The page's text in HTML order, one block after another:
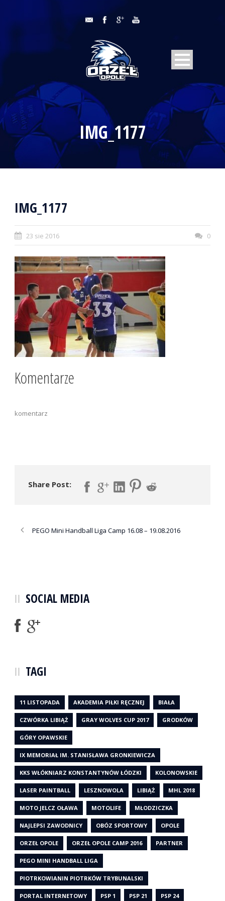
IMG_1177
IMG_1177
23 sie 2016 0
Komentarze
komentarz
Share Post:
PEGO Mini Handball Liga Camp 16.08 – 19.08.2016
SOCIAL MEDIA
TAGI
11 LISTOPADA AKADEMIA PIŁKI RĘCZNEJ BIAŁA
CZWÓRKA LIBIĄŻ GRAY WOLVES CUP 2017 GRODKÓW
GÓRY OPAWSKIE
IX MEMORIAŁ IM. STANISŁAWA GRONKIEWICZA
KKS WŁÓKNIARZ KONSTANTYNÓW ŁÓDZKI KOLONOWSKIE
LASER PAINTBALL LESZNOWOLA LIBIĄŻ MHL 2018
MOTO JELCZ OŁAWA MOTOLIFE MŁODZICZKA
NAJLEPSI ZAWODNICY OBÓZ SPORTOWY OPOLE
ORZEŁ OPOLE ORZEŁ OPOLE CAMP 2016 PARTNER
PEGO MINI HANDBALL LIGA
PIOTRKOWIANIN PIOTRKÓW TRYBUNALSKI
PORTAL INTERNETOWY PSP 1 PSP 21 PSP 24